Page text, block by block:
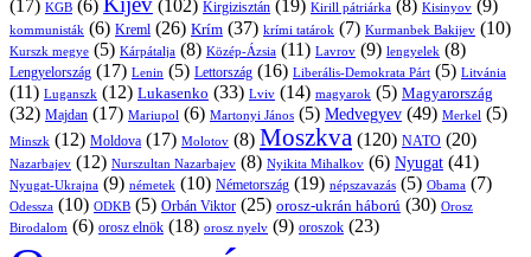
(17) KGB (6) (102) Kirgizisztán (19) Kirill pátriárka (8) Kisinyov (9)
kommunisták (6) Kreml (26) Krím (37) krími tatárok (7) Kurmanbek Bakijev (10)
Kurszk megye (5) Kárpátalja (8) Közép-Ázsia (11) Lavrov (9) lengyelek (8)
Lengyelország (17) Lenin (5) Lettország (16) Liberális-Demokrata Párt (5) Litvánia
(11) Luganszk (12) Lukasenko (33) Lviv (14) magyarok (5) Magyarország
(32) Majdan (17) Mariupol (6) Martonyi János (5) Medvegyev (49) Merkel (5)
Minszk (12) Moldova (17) Molotov (8) Moszkva (120) NATO (20)
Nazarbajev (12) Nurszultan Nazarbajev (8) Nyikita Mihalkov (6) Nyugat (41)
Nyugat-Ukrajna (9) németek (10) Németország (19) népszavazás (5) Obama (7)
Odessza (10) ODKB (5) Orbán Viktor (25) orosz-ukrán háború (30) Orosz
Birodalom (6) orosz elnök (18) orosz nyelv (9) oroszok (23)